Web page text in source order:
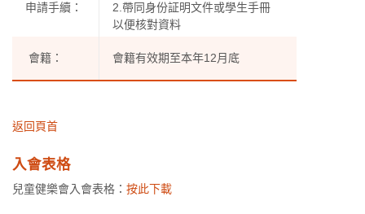
申請手續：
2.帶同身份証明文件或學生手冊
以便核對資料
會籍： 會籍有效期至本年12月底
返回頁首
入會表格
兒童健樂會入會表格： 按此下載